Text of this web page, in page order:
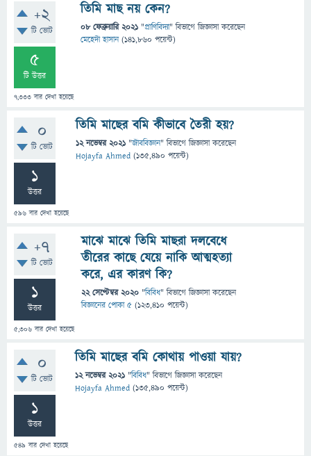
+2
টি ভোট
5
টি উত্তর
7,333 বার দেখা হয়েছে
তিমি মাছ নয় কেন?
08 ফেব্রুয়ারি 2021 "প্রাণিবিদ্যা" বিভাগে জিজ্ঞাসাকরেছেন
মেহেদী হাসান (141,860 পয়েন্ট)
0
টি ভোট
1
উত্তর
596 বার দেখা হয়েছে
তিমি মাছের বমি কীভাবে তৈরী হয়?
12 নভেম্বর 2021 "জীববিজ্ঞান" বিভাগে জিজ্ঞাসাকরেছেন
Hojayfa Ahmed (135,490 পয়েন্ট)
+7
টি ভোট
1
উত্তর
5,306 বার দেখা হয়েছে
মাঝে মাঝে তিমি মাছরা দলবেধে
তীরের কাছে যেয়ে নাকি আত্মহত্যা
করে, এর কারণ কি?
22 সেপ্টেম্বর 2020 "বিবিধ" বিভাগে জিজ্ঞাসাকরেছেন
বিজ্ঞানের পোকা ৫ (123,410 পয়েন্ট)
0
টি ভোট
1
উত্তর
549 বার দেখা হয়েছে
তিমি মাছের বমি কোথায় পাওয়া যায়?
12 নভেম্বর 2021 "বিবিধ" বিভাগে জিজ্ঞাসাকরেছেন
Hojayfa Ahmed (135,490 পয়েন্ট)